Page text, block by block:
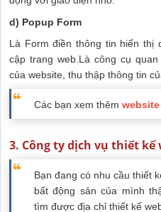
d) Popup Form
Là Form điền thông tin hiển thị
cập trang web.Là công cụ
của website, thu thập thông tin
Các bạn xem thêm
3. Công ty dịch vụ thiết kế
Bạn đang có nhu cầu thiết
bất động sản của mình
tìm được địa chỉ thiết kế